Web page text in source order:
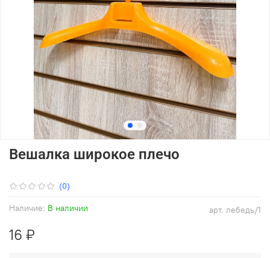
(0)
арт. лебедь/1
Наличие: В наличии
Вешалка широкое плечо
16 ₽